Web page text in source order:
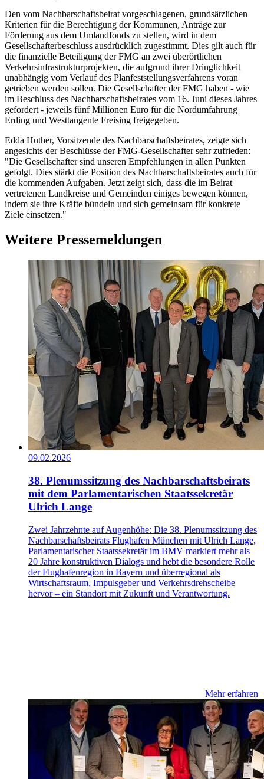
Den vom Nachbarschaftsbeirat vorgeschlagenen, grundsätzlichen
Kriterien für die Berechtigung der Kommunen, Anträge zur
Förderung aus dem Umlandfonds zu stellen, wird in dem
Gesellschafterbeschluss ausdrücklich zugestimmt. Dies gilt auch für
die finanzielle Beteiligung der FMG an zwei überörtlichen
Verkehrsinfrastrukturprojekten, die aufgrund ihrer Dringlichkeit
unabhängig vom Verlauf des Planfeststellungsverfahrens voran
getrieben werden sollen. Die Gesellschafter der FMG haben - wie
im Beschluss des Nachbarschaftsbeirates vom 16. Juni dieses Jahres
gefordert - jeweils fünf Millionen Euro für die Nordumfahrung
Erding und Westtangente Freising freigegeben.
Edda Huther, Vorsitzende des Nachbarschaftsbeirates, zeigte sich
angesichts der Beschlüsse der FMG-Gesellschafter sehr zufrieden:
"Die Gesellschafter sind unseren Empfehlungen in allen Punkten
gefolgt. Dies stärkt die Position des Nachbarschaftsbeirates auch für
die kommenden Aufgaben. Jetzt zeigt sich, dass die im Beirat
vertretenen Landkreise und Gemeinden einiges bewegen können,
indem sie ihre Kräfte bündeln und sich gemeinsam für konkrete
Ziele einsetzen."
Weitere Pressemeldungen
09.02.2026
38. Plenumssitzung des Nachbarschaftsbeirats
mit dem Parlamentarischen Staatssekretär
Ulrich Lange
Zwei Jahrzehnte auf Augenhöhe: Die 38. Plenumssitzung des
Nachbarschaftsbeirats Flughafen München mit Ulrich Lange,
Parlamentarischer Staatssekretär im BMV markiert mehr als
20 Jahre konstruktiven Dialogs und hebt die besondere Rolle
der Flughafenregion in Bayern und überregional als
Wirtschaftsraum, Impulsgeber und Verkehrsdrehscheibe
hervor – ein Standort mit Zukunft und Verantwortung.
Mehr erfahren